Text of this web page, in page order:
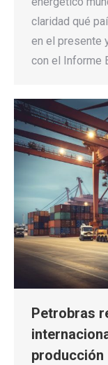
claridad qué
en el presente
con el Informe
Petrobras
producción